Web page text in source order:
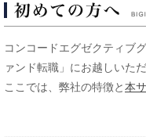
コンコードエグゼクティブ
ァンド転職」にお越しいた
ここでは、弊社の特徴と本